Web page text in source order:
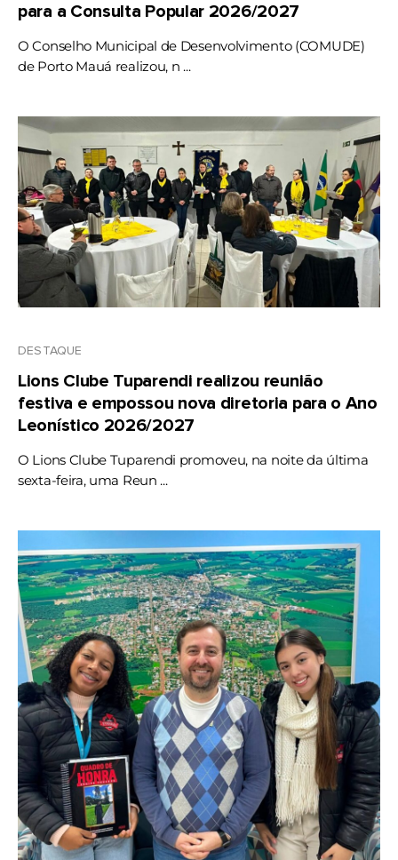
para a Consulta Popular 2026/2027
O Conselho Municipal de Desenvolvimento (COMUDE)
de Porto Mauá realizou, n ...
DESTAQUE
Lions Clube Tuparendi realizou reunião
festiva e empossou nova diretoria para o Ano
Leonístico 2026/2027
O Lions Clube Tuparendi promoveu, na noite da última
sexta-feira, uma Reun ...